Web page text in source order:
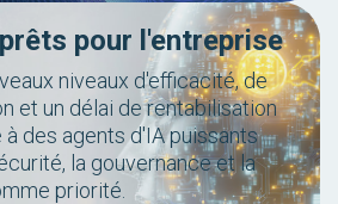
pour l'entreprise
niveaux d'efficacité, de
et un délai de rentabilisation
des agents d'IA puissants
la gouvernance et la
priorité.